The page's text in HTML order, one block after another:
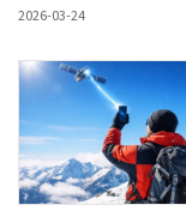
2026-03-24